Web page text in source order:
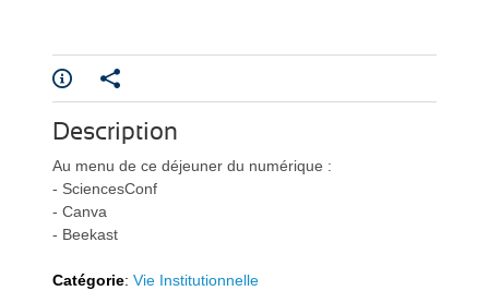
r
e
r
e
Description
Au menu de ce déjeuner du numérique :
- SciencesConf
- Canva
- Beekast
Catégorie:Vie Institutionnelle